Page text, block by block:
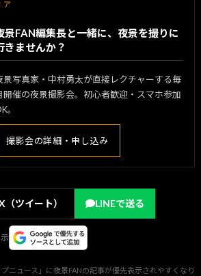
ア
景FAN編集長と一緒に、夜景を撮りに
きませんか？
景写真家・中村勇太が直接レクチャーする毎
開催の夜景撮影会。初心者歓迎・スマホ参加
。
撮影会の詳細・申し込み
（ツイート） LINEで送る
ニュース」に夜景FANの記事が優先表示されやすくなり